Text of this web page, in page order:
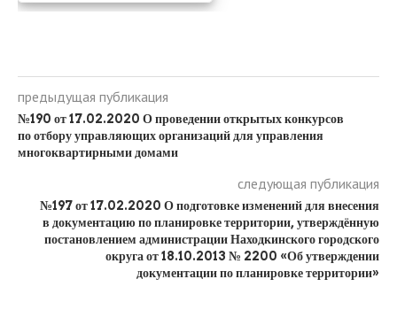
предыдущая публикация
№190 от 17.02.2020 О проведении открытых конкурсов
по отбору управляющих организаций для управления
многоквартирными домами
следующая публикация
№197 от 17.02.2020 О подготовке изменений для внесения
в документацию по планировке территории, утверждённую
постановлением администрации Находкинского городского
округа от 18.10.2013 № 2200 «Об утверждении
документации по планировке территории»